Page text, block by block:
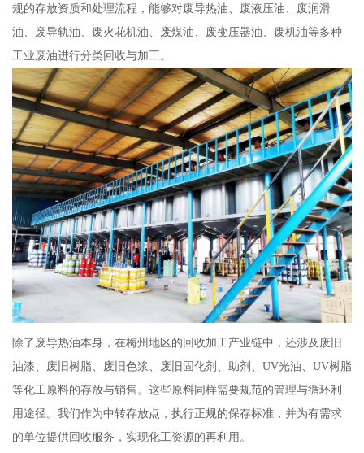
规的存放资质和处理流程，能够对废导热油、废液压油、废润滑
油、废导轨油、废火花机油、废煤油、废变压器油、废机油等多种
工业废油进行分类回收与加工。
除了废导热油本身，在梅州地区的回收加工产业链中，还涉及废旧
油漆、废旧树脂、废旧色浆、废旧固化剂、助剂、UV光油、UV树脂
等化工原料的存放与销售。这些原料同样需要规范的管理与循环利
用途径。我们作为中转存放点，执行正规的保存标准，并为有需求
的单位提供回收服务，实现化工资源的再利用。